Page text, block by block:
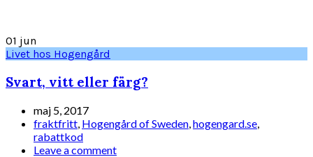
01 jun
Livet hos Hogengård
Svart, vitt eller färg?
maj 5, 2017
fraktfritt Hogengård of Sweden hogengard.se
rabattkod
Leave a comment